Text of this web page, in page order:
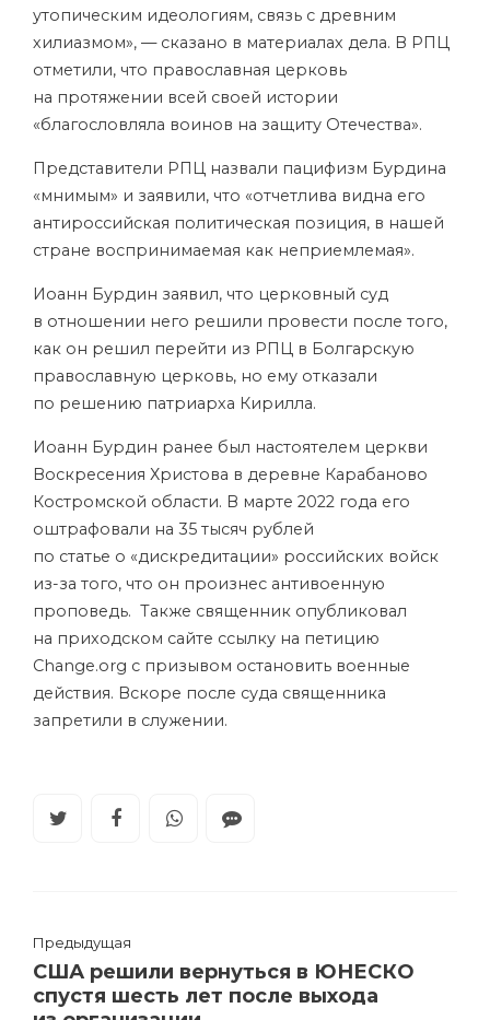
утопическим идеологиям, связь с древним
хилиазмом», — сказано в материалах дела. В РПЦ
отметили, что православная церковь
на протяжении всей своей истории
«благословляла воинов на защиту Отечества».
Представители РПЦ назвали пацифизм Бурдина
«мнимым» и заявили, что «отчетлива видна его
антироссийская политическая позиция, в нашей
стране воспринимаемая как неприемлемая».
Иоанн Бурдин заявил, что церковный суд
в отношении него решили провести после того,
как он решил перейти из РПЦ в Болгарскую
православную церковь, но ему отказали
по решению патриарха Кирилла.
Иоанн Бурдин ранее был настоятелем церкви
Воскресения Христова в деревне Карабаново
Костромской области. В марте 2022 года его
оштрафовали на 35 тысяч рублей
по статье о «дискредитации» российских войск
из-за того, что он произнес антивоенную
проповедь. Также священник опубликовал
на приходском сайте ссылку на петицию
Change.org с призывом остановить военные
действия. Вскоре после суда священника
запретили в служении.
Предыдущая
США решили вернуться в ЮНЕСКО
спустя шесть лет после выхода